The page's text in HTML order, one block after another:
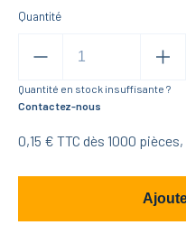
Quantité
Quantité en stock insuffisante ?
Contactez-nous
0,15 € TTC dès 1000 pièces,